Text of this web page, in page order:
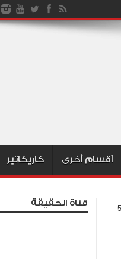
أقسام أخرى كاريكاتير
وضبط 568
قناة الحقيقة